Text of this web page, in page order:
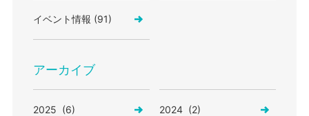
イベント情報 (91)
アーカイブ
2025 (6) 2024 (2)